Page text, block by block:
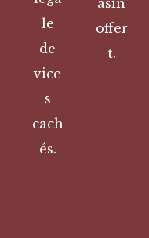
le
de
vice
s
cach
és.
asin
offer
t.